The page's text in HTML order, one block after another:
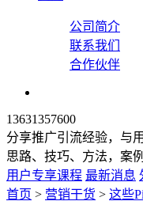
公司简介
联系我们
合作伙伴
13631357600
分享推广引流经验，与
思路、技巧、方法，案
用户专享课程 最新消息
首页 > 营销干货 > 这些